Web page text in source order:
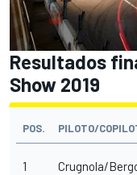
Resultados
Show 2019
POS. PILOTO/
1 Crugnola/